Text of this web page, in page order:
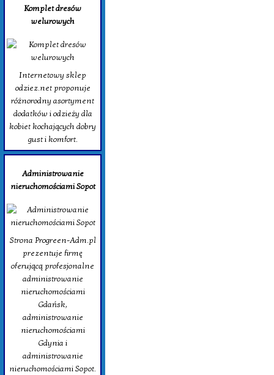
Komplet dresów
welurowych
Internetowy sklep
odziez.net proponuje
różnorodny asortyment
dodatków i odzieży dla
kobiet kochających dobry
gust i komfort.
Administrowanie
nieruchomościami Sopot
Strona Progreen-Adm.pl
prezentuje firmę
oferującą profesjonalne
administrowanie
nieruchomościami
Gdańsk,
administrowanie
nieruchomościami
Gdynia i
administrowanie
nieruchomościami Sopot.